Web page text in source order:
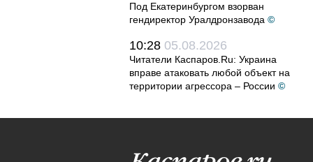
Под Екатеринбургом взорван
гендиректор Уралдронзавода ©
10:28 05.08.2026
Читатели Каспаров.Ru: Украина
вправе атаковать любой объект на
территории агрессора – России ©